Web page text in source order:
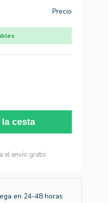
Precio
cesta
el envío gratis
en 24-48 horas